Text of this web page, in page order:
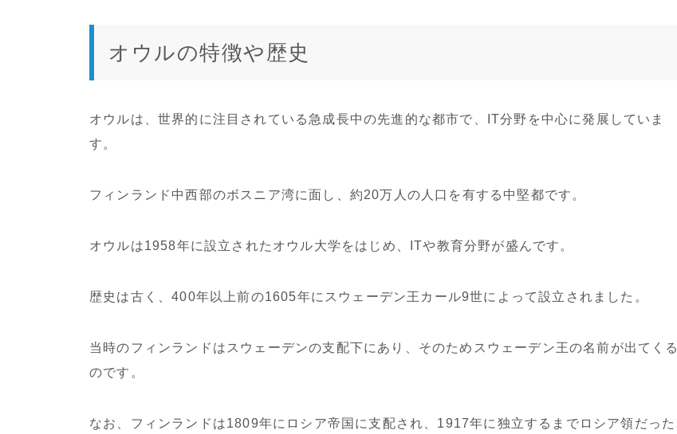
オウルの特徴や歴史
オウルは、世界的に注目されている急成長中の先進的な都市で、IT分野を中心に発展していま
す。
フィンランド中西部のボスニア湾に面し、約20万人の人口を有する中堅都です。
オウルは1958年に設立されたオウル大学をはじめ、ITや教育分野が盛んです。
歴史は古く、400年以上前の1605年にスウェーデン王カール9世によって設立されました。
当時のフィンランドはスウェーデンの支配下にあり、そのためスウェーデン王の名前が出てくる
のです。
なお、フィンランドは1809年にロシア帝国に支配され、1917年に独立するまでロシア領だった